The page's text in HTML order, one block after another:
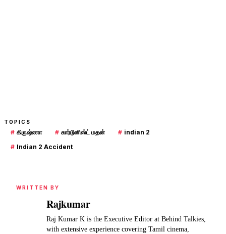
TOPICS
# கிருஷ்ணா # கார்டூனிஸ்ட் மதன் # indian 2
# Indian 2 Accident
WRITTEN BY
Rajkumar
Raj Kumar K is the Executive Editor at Behind Talkies,
with extensive experience covering Tamil cinema,